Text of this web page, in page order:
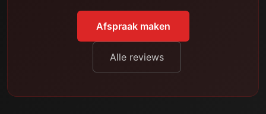
Afspraak maken
Alle reviews